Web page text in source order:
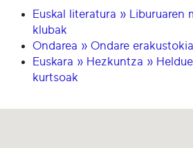
Euskal literatura » Liburuaren
klubak
Ondarea » Ondare
Euskara » Hezkuntza »
kurtsoak